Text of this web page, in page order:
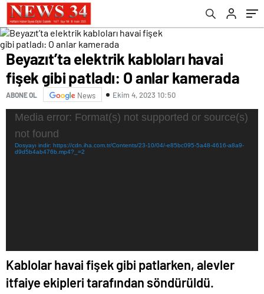
Beyazıt’ta elektrik kabloları havai
fişek gibi patladı: O anlar kamerada
ABONE OL News Ekim 4, 2023 10:50
Video
Media error: Format(s) not supported or source(s)
not found
Dosyayı indir: https://cdn.iha.com.tr/Contents/23-10/04/-e85bc095-5a48-4616-a8a9-
d9d5b4ab476b.mp4?_=2
Kablolar havai fişek gibi patlarken, alevler
itfaiye ekipleri tarafından söndürüldü.